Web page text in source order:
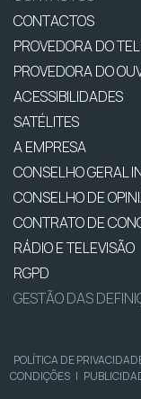
CONTACTOS
PROVEDORA DO
PROVEDORA DO
ACESSIBILIDADES
SATÉLITES
A EMPRESA
CONSELHO GERAL
CONSELHO DE
CONTRATO DE
RÁDIO E TELEVISÃO
RGPD
GESTÃO DAS
POLÍTICA DE
CONDIÇÕES |